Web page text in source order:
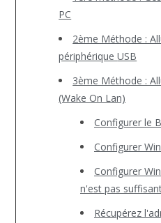
PC
2ème Méthode :
périphérique USB
3ème Méthode :
(Wake On Lan)
Configurer le
Configurer
Configurer
n'est pas
Récupérez